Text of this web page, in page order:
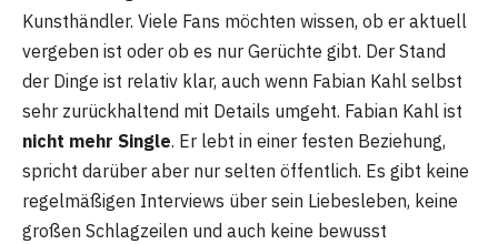
Kunsthändler. Viele Fans möchten wissen, ob er aktuell
vergeben ist oder ob es nur Gerüchte gibt. Der Stand
der Dinge ist relativ klar, auch wenn Fabian Kahl selbst
sehr zurückhaltend mit Details umgeht. Fabian Kahl ist
nicht mehr Single. Er lebt in einer festen Beziehung,
spricht darüber aber nur selten öffentlich. Es gibt keine
regelmäßigen Interviews über sein Liebesleben, keine
großen Schlagzeilen und auch keine bewusst